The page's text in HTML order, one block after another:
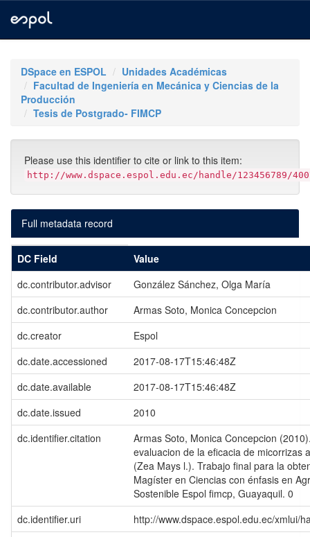
navigationDSpace en ESPOL
Unidades Académicas
Facultad de Ingeniería en Mecánica y Ciencias de la
Producción
Tesis de Postgrado- FIMCP
Please use this identifier to cite or link to this item:
http://www.dspace.espol.edu.ec/handle/123456789/
Full metadata record
DC Field
Value
dc.contributor.advisor
González Sánchez, Olga María
dc.contributor.author
Armas Soto, Monica Concepcion
dc.creator
Espol
dc.date.accessioned
2017-08-17T15:46:48Z
dc.date.available
2017-08-17T15:46:48Z
dc.date.issued
2010
dc.identifier.citation
Armas Soto, Monica Concepcion
evaluacion de la eficacia de micorrizas
(Zea Mays l.). Trabajo final para la
Magíster en Ciencias con énfasis en
Sostenible Espol fimcp, Guayaquil. 0
dc.identifier.uri
http://www.dspace.espol.edu.ec/xmlui/